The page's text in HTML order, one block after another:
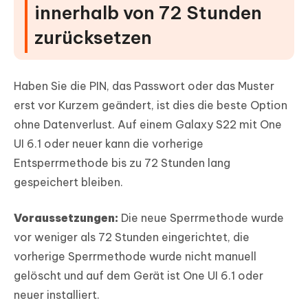
innerhalb von 72 Stunden
zurücksetzen
Haben Sie die PIN, das Passwort oder das Muster
erst vor Kurzem geändert, ist dies die beste Option
ohne Datenverlust. Auf einem Galaxy S22 mit One
UI 6.1 oder neuer kann die vorherige
Entsperrmethode bis zu 72 Stunden lang
gespeichert bleiben.
Voraussetzungen: Die neue Sperrmethode wurde
vor weniger als 72 Stunden eingerichtet, die
vorherige Sperrmethode wurde nicht manuell
gelöscht und auf dem Gerät ist One UI 6.1 oder
neuer installiert.